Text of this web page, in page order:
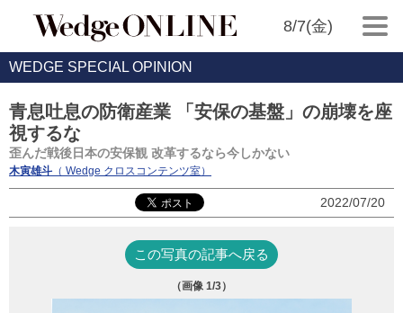
8/7(金)
WEDGE SPECIAL OPINION
青息吐息の防衛産業 「安保の基盤」の崩壊を座
視するな
歪んだ戦後日本の安保観 改革するなら今しかない
木寅雄斗 （ Wedge クロスコンテンツ室）
2022/07/20
この写真の記事へ戻る
（画像 1/3）